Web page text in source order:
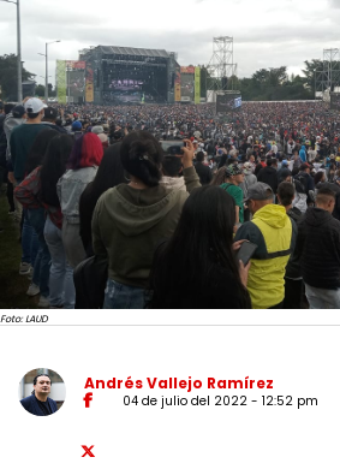
Foto: LAUD
Andrés Vallejo Ramírez
04 de julio del 2022 - 12:52 pm